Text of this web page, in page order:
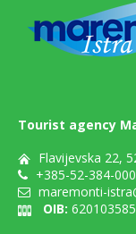
Tourist agency
Flavijevska 22,
+385-52-384-000
maremonti-
OIB: